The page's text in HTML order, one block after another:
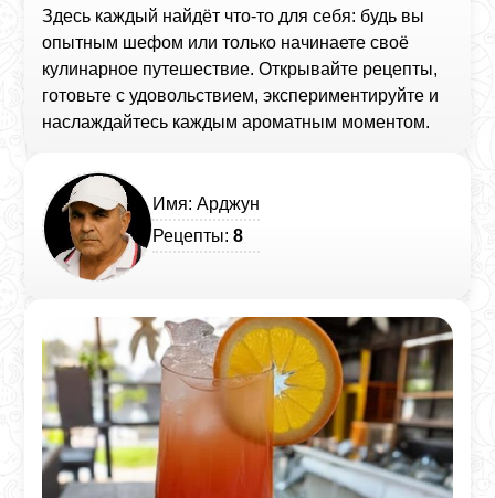
Здесь каждый найдёт что-то для себя: будь вы
опытным шефом или только начинаете своё
кулинарное путешествие. Открывайте рецепты,
готовьте с удовольствием, экспериментируйте и
наслаждайтесь каждым ароматным моментом.
Имя: Арджун
Рецепты:8